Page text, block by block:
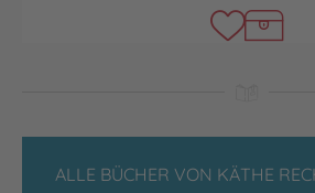
ALLE BÜCHER VON KÄTHE